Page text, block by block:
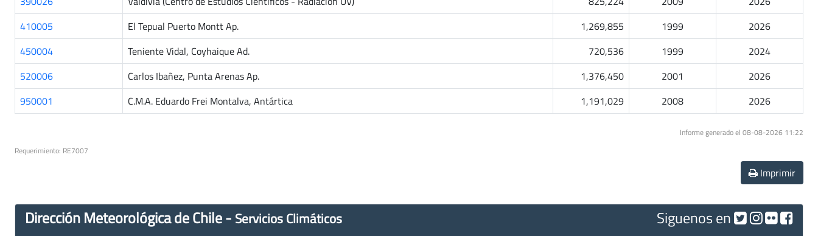
410005
El Tepual Puerto Montt Ap. 1,269,855 1999
2026
450004
Teniente Vidal, Coyhaique Ad. 720,536 1999
2024
520006
Carlos Ibañez, Punta Arenas Ap. 1,376,450 2001
2026
950001
C.M.A. Eduardo Frei Montalva, Antártica 1,191,029 2008 2026
Informe generado el 08-08-2026 11:22
Requerimiento: RE7007
Imprimir
Dirección Meteorológica de Chile - Servicios Climáticos Siguenos en